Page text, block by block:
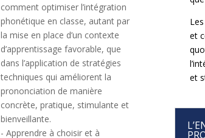
comment optimiser l’intégration
phonétique en classe, autant par
la mise en place d’un contexte
d’apprentissage favorable, que
dans l’application de stratégies
techniques qui améliorent la
prononciation de manière
concrète, pratique, stimulante et
bienveillante.
- Apprendre à choisir et à
et
et